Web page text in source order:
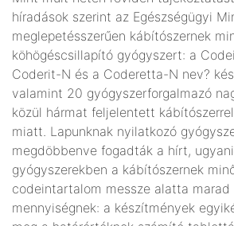
híradások szerint az Egészségügyi
meglepetésszerűen kábítószernek
köhögéscsillapító gyógyszert: a
Coderit-N és a Coderetta-N nev?
valamint 20 gyógyszerforgalmazó
közül hármat feljelentett
miatt. Lapunknak nyilatkozó
megdöbbenve fogadták a hírt,
gyógyszerekben a kábítószernek
codeintartalom messze alatta marad
mennyiségnek: a készítmények